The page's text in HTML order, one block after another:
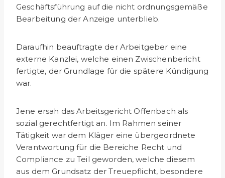
Geschäftsführung auf die nicht ordnungsgemäße
Bearbeitung der Anzeige unterblieb.
Daraufhin beauftragte der Arbeitgeber eine
externe Kanzlei, welche einen Zwischenbericht
fertigte, der Grundlage für die spätere Kündigung
war.
Jene ersah das Arbeitsgericht Offenbach als
sozial gerechtfer­tigt an. Im Rahmen seiner
Tätigkeit war dem Kläger eine übergeordnete
Verantwortung für die Bereiche Recht und
Compliance zu Teil geworden, welche diesem
aus dem Grundsatz der Treuepflicht, besondere